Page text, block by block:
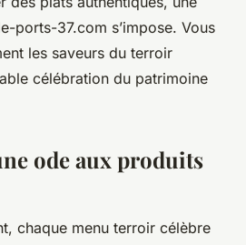
ports-37.com s’impose. Vous
les saveurs du terroir
célébration du patrimoine
ode aux produits
chaque menu terroir célèbre